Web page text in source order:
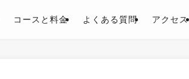
コースと料金 よくある質問 アクセス